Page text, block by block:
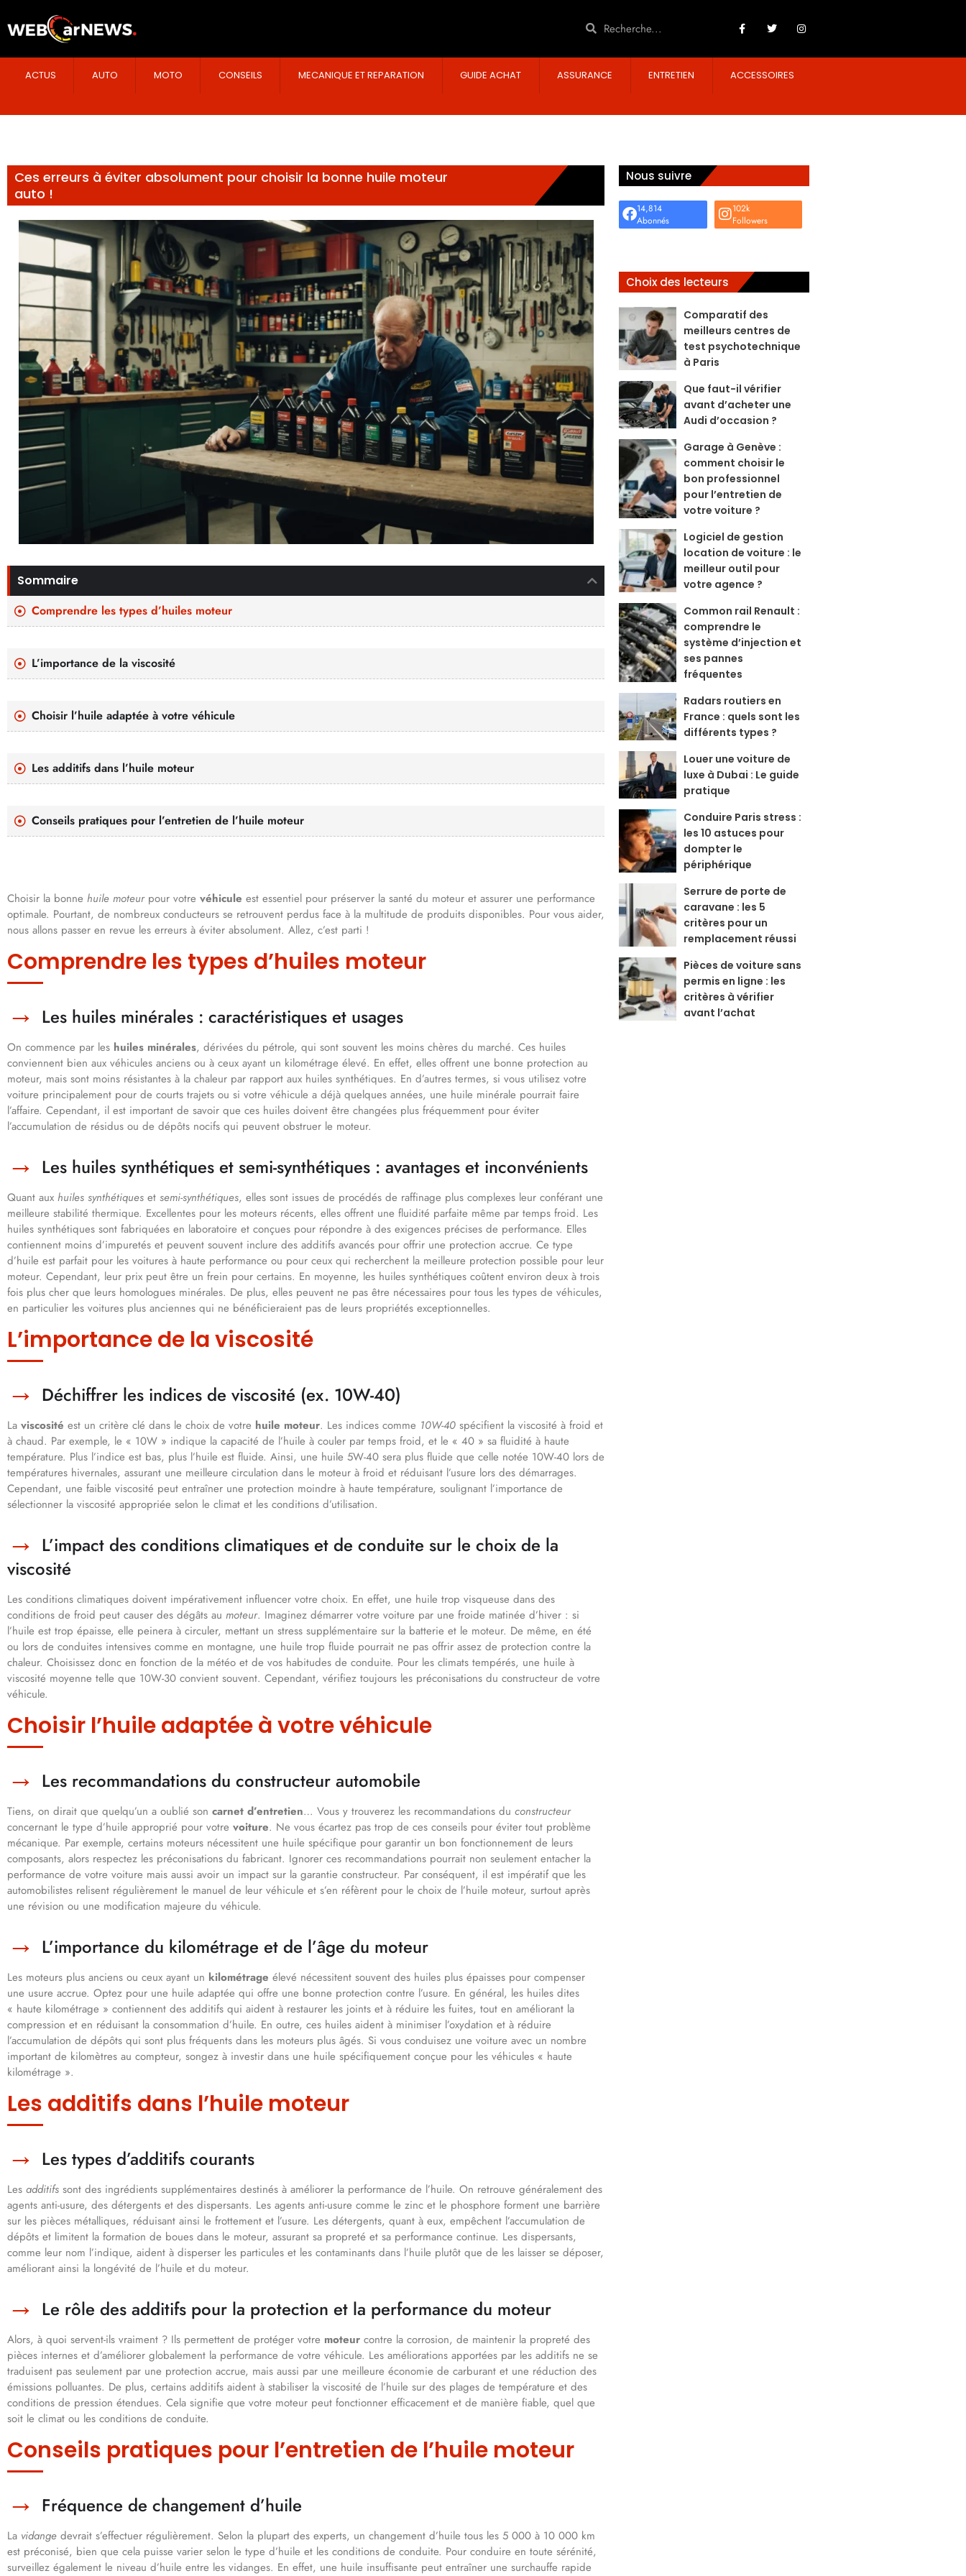
ACTUS AUTO MOTO CONSEILS MECANIQUE ET REPARATION GUIDE ACHAT ASSURANCE ENTRETIEN ACCESSOIRES
Ces erreurs à éviter absolument pour choisir la bonne huile moteur
auto !
Sommaire
Comprendre les types d’huiles moteur
L’importance de la viscosité
Choisir l’huile adaptée à votre véhicule
Les additifs dans l’huile moteur
Conseils pratiques pour l’entretien de l’huile moteur
Choisir la bonne huile moteurpour votre véhicule est essentiel pour préserver la santé du moteur et assurer une performance
optimale. Pourtant, de nombreux conducteurs se retrouvent perdus face à la multitude de produits disponibles. Pour vous aider,
nous allons passer en revue les erreurs à éviter absolument. Allez, c’est parti !
Comprendre les types d’huiles moteur
Les huiles minérales : caractéristiques et usages
On commence par les huiles minérales, dérivées du pétrole, qui sont souvent les moins chères du marché. Ces huiles
conviennent bien aux véhicules anciens ou à ceux ayant un kilométrage élevé. En effet, elles offrent une bonne protection au
moteur, mais sont moins résistantes à la chaleur par rapport aux huiles synthétiques. En d’autres termes, si vous utilisez votre
voiture principalement pour de courts trajets ou si votre véhicule a déjà quelques années, une huile minérale pourrait faire
l’affaire. Cependant, il est important de savoir que ces huiles doivent être changées plus fréquemment pour éviter
l’accumulation de résidus ou de dépôts nocifs qui peuvent obstruer le moteur.
Les huiles synthétiques et semi-synthétiques : avantages et inconvénients
Quant aux huiles synthétiques et semi-synthétiques, elles sont issues de procédés de raffinage plus complexes leur conférant une
meilleure stabilité thermique. Excellentes pour les moteurs récents, elles offrent une fluidité parfaite même par temps froid. Les
huiles synthétiques sont fabriquées en laboratoire et conçues pour répondre à des exigences précises de performance. Elles
contiennent moins d’impuretés et peuvent souvent inclure des additifs avancés pour offrir une protection accrue. Ce type
d’huile est parfait pour les voitures à haute performance ou pour ceux qui recherchent la meilleure protection possible pour leur
moteur. Cependant, leur prix peut être un frein pour certains. En moyenne, les huiles synthétiques coûtent environ deux à trois
fois plus cher que leurs homologues minérales. De plus, elles peuvent ne pas être nécessaires pour tous les types de véhicules,
en particulier les voitures plus anciennes qui ne bénéficieraient pas de leurs propriétés exceptionnelles.
L’importance de la viscosité
Déchiffrer les indices de viscosité (ex. 10W-40)
La viscosité est un critère clé dans le choix de votre huile moteur. Les indices comme 10W-40 spécifient la viscosité à froid et
à chaud. Par exemple, le « 10W » indique la capacité de l’huile à couler par temps froid, et le « 40 » sa fluidité à haute
température. Plus l’indice est bas, plus l’huile est fluide. Ainsi, une huile 5W-40 sera plus fluide que celle notée 10W-40 lors de
températures hivernales, assurant une meilleure circulation dans le moteur à froid et réduisant l’usure lors des démarrages.
Cependant, une faible viscosité peut entraîner une protection moindre à haute température, soulignant l’importance de
sélectionner la viscosité appropriée selon le climat et les conditions d’utilisation.
L’impact des conditions climatiques et de conduite sur le choix de la
viscosité
Les conditions climatiques doivent impérativement influencer votre choix. En effet, une huile trop visqueuse dans des
conditions de froid peut causer des dégâts au moteur. Imaginez démarrer votre voiture par une froide matinée d’hiver : si
l’huile est trop épaisse, elle peinera à circuler, mettant un stress supplémentaire sur la batterie et le moteur. De même, en été
ou lors de conduites intensives comme en montagne, une huile trop fluide pourrait ne pas offrir assez de protection contre la
chaleur. Choisissez donc en fonction de la météo et de vos habitudes de conduite. Pour les climats tempérés, une huile à
viscosité moyenne telle que 10W-30 convient souvent. Cependant, vérifiez toujours les préconisations du constructeur de votre
véhicule.
Choisir l’huile adaptée à votre véhicule
Les recommandations du constructeur automobile
Tiens, on dirait que quelqu’un a oublié son carnet d’entretien… Vous y trouverez les recommandations du constructeur
concernant le type d’huile approprié pour votre voiture. Ne vous écartez pas trop de ces conseils pour éviter tout problème
mécanique. Par exemple, certains moteurs nécessitent une huile spécifique pour garantir un bon fonctionnement de leurs
composants, alors respectez les préconisations du fabricant. Ignorer ces recommandations pourrait non seulement entacher la
performance de votre voiture mais aussi avoir un impact sur la garantie constructeur. Par conséquent, il est impératif que les
automobilistes relisent régulièrement le manuel de leur véhicule et s’en réfèrent pour le choix de l’huile moteur, surtout après
une révision ou une modification majeure du véhicule.
L’importance du kilométrage et de l’âge du moteur
Les moteurs plus anciens ou ceux ayant un kilométrage élevé nécessitent souvent des huiles plus épaisses pour compenser
une usure accrue. Optez pour une huile adaptée qui offre une bonne protection contre l’usure. En général, les huiles dites
« haute kilométrage » contiennent des additifs qui aident à restaurer les joints et à réduire les fuites, tout en améliorant la
compression et en réduisant la consommation d’huile. En outre, ces huiles aident à minimiser l’oxydation et à réduire
l’accumulation de dépôts qui sont plus fréquents dans les moteurs plus âgés. Si vous conduisez une voiture avec un nombre
important de kilomètres au compteur, songez à investir dans une huile spécifiquement conçue pour les véhicules « haute
kilométrage ».
Les additifs dans l’huile moteur
Les types d’additifs courants
Les additifs sont des ingrédients supplémentaires destinés à améliorer la performance de l’huile. On retrouve généralement des
agents anti-usure, des détergents et des dispersants. Les agents anti-usure comme le zinc et le phosphore forment une barrière
sur les pièces métalliques, réduisant ainsi le frottement et l’usure. Les détergents, quant à eux, empêchent l’accumulation de
dépôts et limitent la formation de boues dans le moteur, assurant sa propreté et sa performance continue. Les dispersants,
comme leur nom l’indique, aident à disperser les particules et les contaminants dans l’huile plutôt que de les laisser se déposer,
améliorant ainsi la longévité de l’huile et du moteur.
Le rôle des additifs pour la protection et la performance du moteur
Alors, à quoi servent-ils vraiment ? Ils permettent de protéger votre moteur contre la corrosion, de maintenir la propreté des
pièces internes et d’améliorer globalement la performance de votre véhicule. Les améliorations apportées par les additifs ne se
traduisent pas seulement par une protection accrue, mais aussi par une meilleure économie de carburant et une réduction des
émissions polluantes. De plus, certains additifs aident à stabiliser la viscosité de l’huile sur des plages de température et des
conditions de pression étendues. Cela signifie que votre moteur peut fonctionner efficacement et de manière fiable, quel que
soit le climat ou les conditions de conduite.
Conseils pratiques pour l’entretien de l’huile moteur
Fréquence de changement d’huile
La vidange devrait s’effectuer régulièrement. Selon la plupart des experts, un changement d’huile tous les 5 000 à 10 000 km
est préconisé, bien que cela puisse varier selon le type d’huile et les conditions de conduite. Pour conduire en toute sérénité,
surveillez également le niveau d’huile entre les vidanges. En effet, une huile insuffisante peut entraîner une surchauffe rapide
Nous suivre
14,814
Abonnés
102k
Followers
Choix des lecteurs
Comparatif des
meilleurs centres de
test psychotechnique
à Paris
Que faut-il vérifier
avant d’acheter une
Audi d’occasion ?
Garage à Genève :
comment choisir le
bon professionnel
pour l’entretien de
votre voiture ?
Logiciel de gestion
location de voiture : le
meilleur outil pour
votre agence ?
Common rail Renault :
comprendre le
système d’injection et
ses pannes
fréquentes
Radars routiers en
France : quels sont les
différents types ?
Louer une voiture de
luxe à Dubai : Le guide
pratique
Conduire Paris stress :
les 10 astuces pour
dompter le
périphérique
Serrure de porte de
caravane : les 5
critères pour un
remplacement réussi
Pièces de voiture sans
permis en ligne : les
critères à vérifier
avant l’achat